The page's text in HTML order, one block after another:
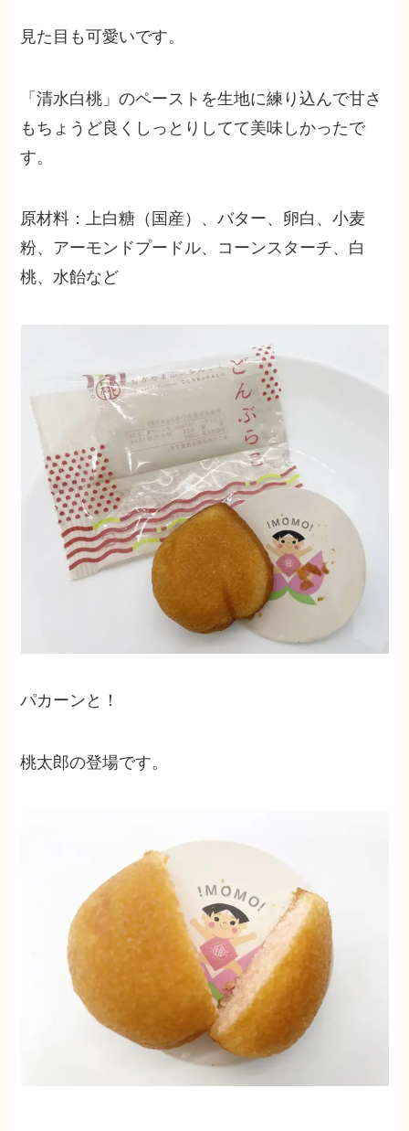
見た目も可愛いです。
「清水白桃」のペーストを生地に練り込んで甘さ
もちょうど良くしっとりしてて美味しかったで
す。
原材料：上白糖（国産）、バター、卵白、小麦
粉、アーモンドプードル、コーンスターチ、白
桃、水飴など
パカーンと！
桃太郎の登場です。